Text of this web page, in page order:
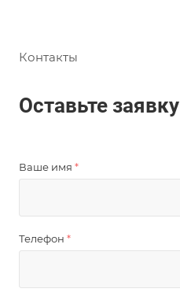
Контакты
Оставьте заявку
Ваше имя *
Телефон *